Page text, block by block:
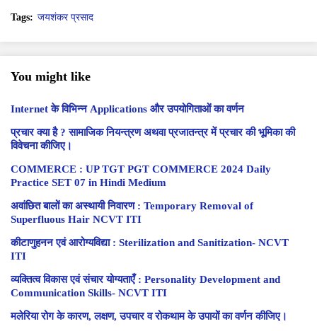
Tags: जयशंकर प्रसाद
You might like
Internet के विभिन्न Applications और उपयोगिताओं का वर्णन
प्रचार क्या है ? सामाजिक नियन्त्रण अथवा प्रजातन्त्र में प्रचार की भूमिका की
विवेचना कीजिए।
COMMERCE : UP TGT PGT COMMERCE 2024 Daily
Practice SET 07 in Hindi Medium
अवांछित बालों का अस्थायी निवारण : Temporary Removal of
Superfluous Hair NCVT ITI
कीटाणुहनन एवं आरोग्यविद्या : Sterilization and Sanitization- NCVT
ITI
व्यक्तित्व विकास एवं संचार योग्यताएँ : Personality Development and
Communication Skills- NCVT ITI
मलेरिया रोग के कारण, लक्षण, उपचार व रोकथाम के उपायों का वर्णन कीजिए।